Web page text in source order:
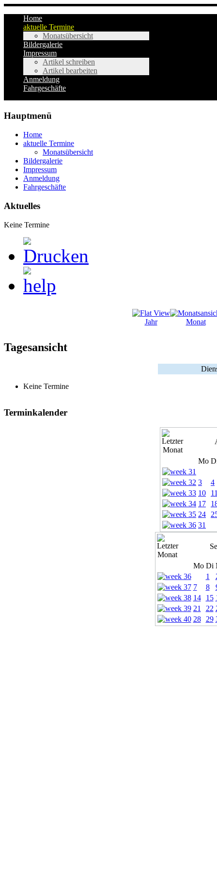
Home
aktuelle Termine
Monatsübersicht
Bildergalerie
Impressum
Artikel schreiben
Artikel bearbeiten
Anmeldung
Fahrgeschäfte
Hauptmenü
Home
aktuelle Termine
Monatsübersicht
Bildergalerie
Impressum
Anmeldung
Fahrgeschäfte
Aktuelles
Keine Termine
Jahr Monat
Tagesansicht
Keine Termine
Terminkalender
Mo
3
4
10
17
24
31
Mo Di
1
7
8
14
15
21
22
28
29